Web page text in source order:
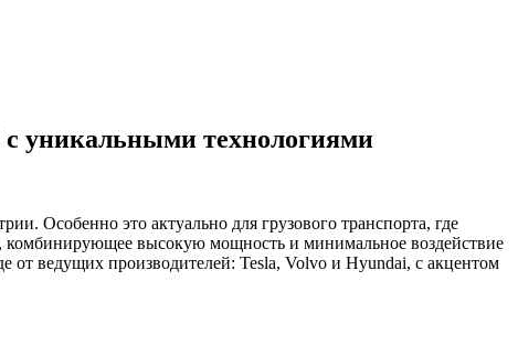
с уникальными технологиями
Особенно это актуально для грузового транспорта, где
комбинирующее высокую мощность и минимальное воздействие
от ведущих производителей: Tesla, Volvo и Hyundai, с акцентом